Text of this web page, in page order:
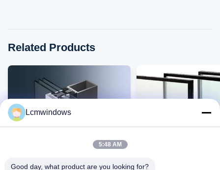
Related Products
Lcmwindows
5:48 AM
Good day, what product are you looking for?